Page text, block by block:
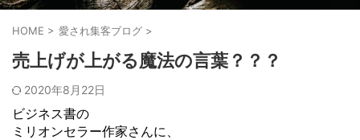
HOME > 愛され集客ブログ >
売上げが上がる魔法の言葉？？？
2020年8月22日
ビジネス書の
ミリオンセラー作家さんに、